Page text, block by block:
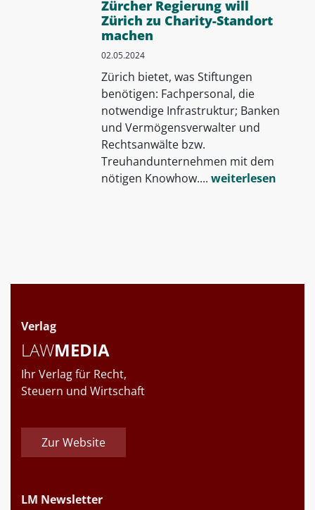
Zürcher Regierung will
Zürich zu Charity-Standort
machen
02.05.2024
Zürich bietet, was Stiftungen
benötigen: Fachpersonal, die
notwendige Infrastruktur; Banken
und Vermögensverwalter und
Rechtsanwälte bzw.
Treuhandunternehmen mit dem
nötigen Knowhow.... weiterlesen
Verlag
LAWMEDIA
Ihr Verlag für Recht,
Steuern und Wirtschaft
Zur Website
LM Newsletter